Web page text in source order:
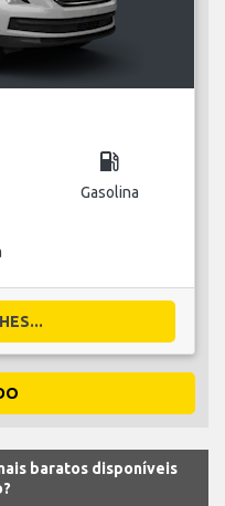
local_gas_station
Gasolina
baratos disponíveis